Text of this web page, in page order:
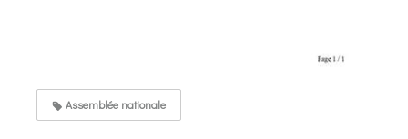
Assemblée nationale